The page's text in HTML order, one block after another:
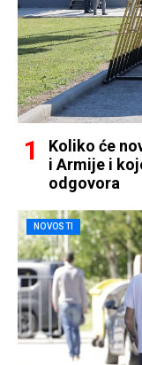
Koliko će
i Armije i
odgovora
NOVOSTI